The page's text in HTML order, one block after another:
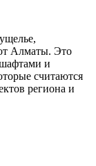
Алматы. Это
и
считаются
региона и